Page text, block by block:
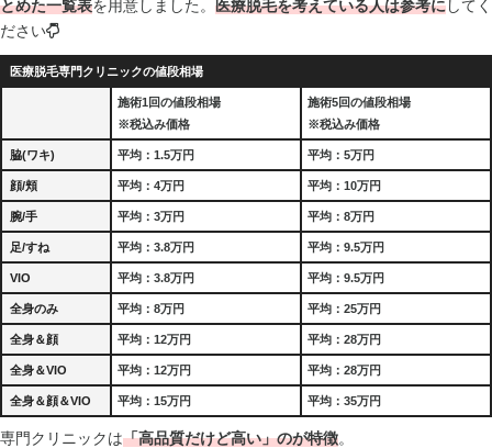
とめた一覧表を用意しました。 医療脱毛を考えている人は参考にしてく
ださい
医療脱毛専門クリニックの値段相場
施術1回の値段相場
※税込み価格
施術5回の値段相場
※税込み価格
脇(ワキ) 平均：1.5万円 平均：5万円
顔/頬 平均：4万円 平均：10万円
腕/手 平均：3万円 平均：8万円
足/すね 平均：3.8万円 平均：9.5万円
VIO 平均：3.8万円 平均：9.5万円
全身のみ 平均：8万円 平均：25万円
全身＆顔 平均：12万円 平均：28万円
全身＆VIO 平均：12万円 平均：28万円
全身＆顔＆VIO 平均：15万円 平均：35万円
専門クリニックは「高品質だけど高い」のが特徴。